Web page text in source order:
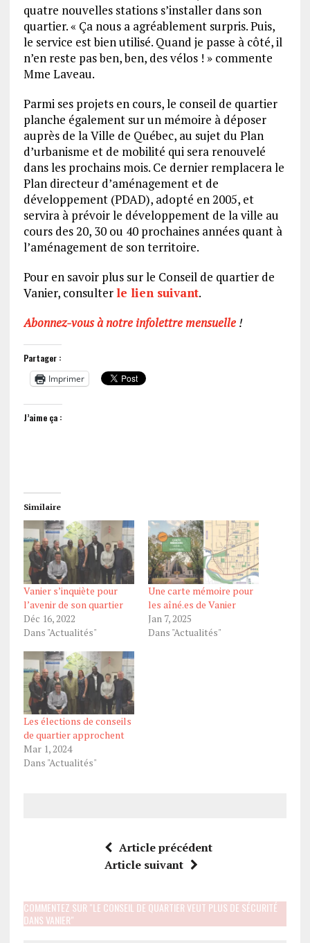
quatre nouvelles stations s’installer dans son
quartier. « Ça nous a agréablement surpris. Puis,
le service est bien utilisé. Quand je passe à côté, il
n’en reste pas ben, ben, des vélos ! » commente
Mme Laveau.
Parmi ses projets en cours, le conseil de quartier
planche également sur un mémoire à déposer
auprès de la Ville de Québec, au sujet du Plan
d’urbanisme et de mobilité qui sera renouvelé
dans les prochains mois. Ce dernier remplacera le
Plan directeur d’aménagement et de
développement (PDAD), adopté en 2005, et
servira à prévoir le développement de la ville au
cours des 20, 30 ou 40 prochaines années quant à
l’aménagement de son territoire.
Pour en savoir plus sur le Conseil de quartier de
Vanier, consulterle lien suivant.
Abonnez-vous à notre infolettre mensuelle!
Partager :
Imprimer
J’aime ça :
Similaire
Vanier s’inquiète pour
l’avenir de son quartier
Déc 16, 2022
Dans "Actualités"
Une carte mémoire pour
les aîné.es de Vanier
Jan 7, 2025
Dans "Actualités"
Les élections de conseils
de quartier approchent
Mar 1, 2024
Dans "Actualités"
Article précédent
Article suivant
COMMENTEZ SUR "LE CONSEIL DE QUARTIER VEUT PLUS DE SÉCURITÉ
DANS VANIER"